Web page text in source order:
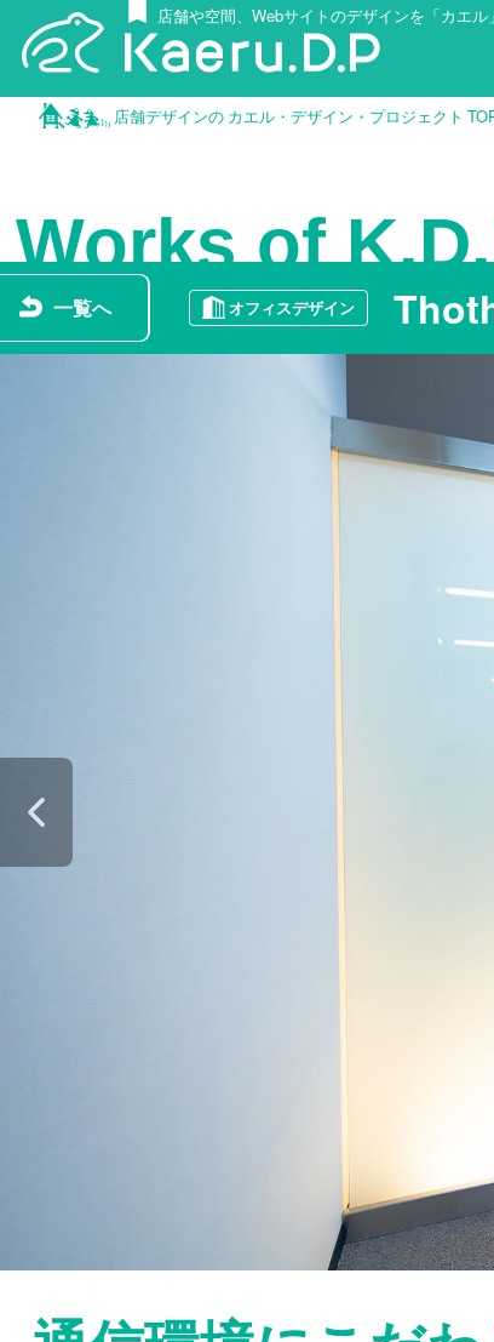
店舗や空間、Webサイトのデザインを「カエ
店舗デザインの カエル・デザイン・プロジェクト
Works of
一覧へ オフィスデザイン